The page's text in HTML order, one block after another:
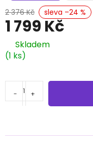
2 376 Kč –24 %
1 799 Kč
Měrná
cena:
Skladem
(1 ks)